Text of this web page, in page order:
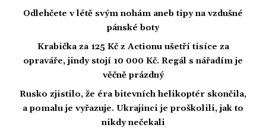
Odlehčete v létě svým nohám aneb tipy na vzdušné
pánské boty
Krabička za 125 Kč z Actionu ušetří tisíce za
opraváře, jindy stojí 10 000 Kč. Regál s nářadím je
věčně prázdný
Rusko zjistilo, že éra bitevních helikoptér skončila,
a pomalu je vyřazuje. Ukrajinci je proškolili, jak to
nikdy nečekali